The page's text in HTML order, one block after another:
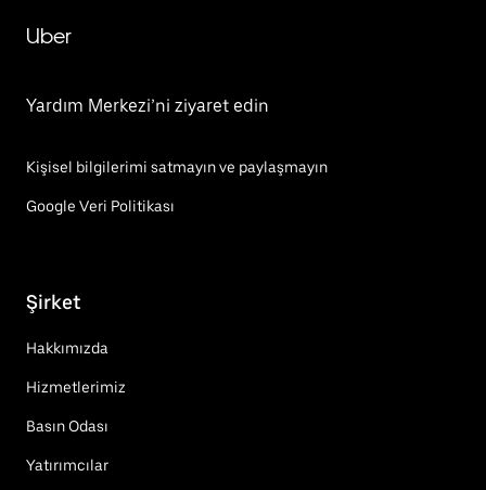
Uber
Yardım Merkezi’ni ziyaret edin
Kişisel bilgilerimi satmayın ve paylaşmayın
Google Veri Politikası
Şirket
Hakkımızda
Hizmetlerimiz
Basın Odası
Yatırımcılar